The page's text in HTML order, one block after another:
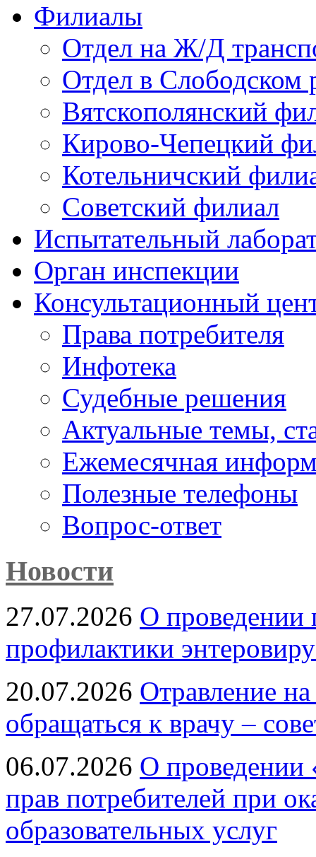
Филиалы
Отдел на Ж/Д
Отдел в Слободском
Вятскополянский
Кирово-Чепецкий
Котельничский
Советский филиал
Испытательный
Орган инспекции
Консультационный
Права потребителя
Инфотека
Судебные решения
Актуальные темы,
Ежемесячная
Полезные телефоны
Вопрос-ответ
Новости
27.07.2026 О проведении
профилактики
20.07.2026 Отравление
обращаться к врачу –
06.07.2026 О проведении
прав потребителей при
образовательных услуг